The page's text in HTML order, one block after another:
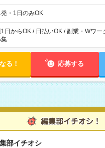
21：00
・1日のみOK
日からOK / 日払いOK / 副業・Wワ
る！ 応募する
部イチオシ